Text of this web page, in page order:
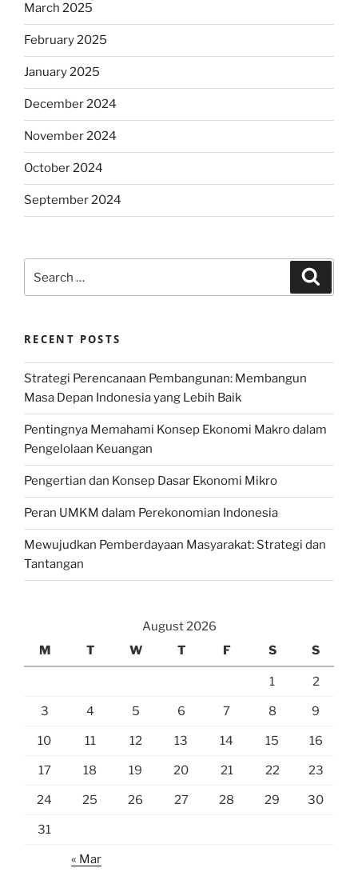
March 2025
February 2025
January 2025
December 2024
November 2024
October 2024
September 2024
for:
RECENT POSTS
Strategi Perencanaan Pembangunan: Membangun
Masa Depan Indonesia yang Lebih Baik
Pentingnya Memahami Konsep Ekonomi Makro dalam
Pengelolaan Keuangan
Pengertian dan Konsep Dasar Ekonomi Mikro
Peran UMKM dalam Perekonomian Indonesia
Mewujudkan Pemberdayaan Masyarakat: Strategi dan
Tantangan
August 2026
M
T W T F S S
1 2
3 4 5 6 7 8 9
10 11 12 13 14 15 16
17 18 19 20 21 22 23
24 25 26 27 28 29 30
31
« Mar